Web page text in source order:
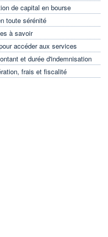
de capital en bourse
toute sérénité
à savoir
accéder aux services
et durée d'indemnisation
frais et fiscalité